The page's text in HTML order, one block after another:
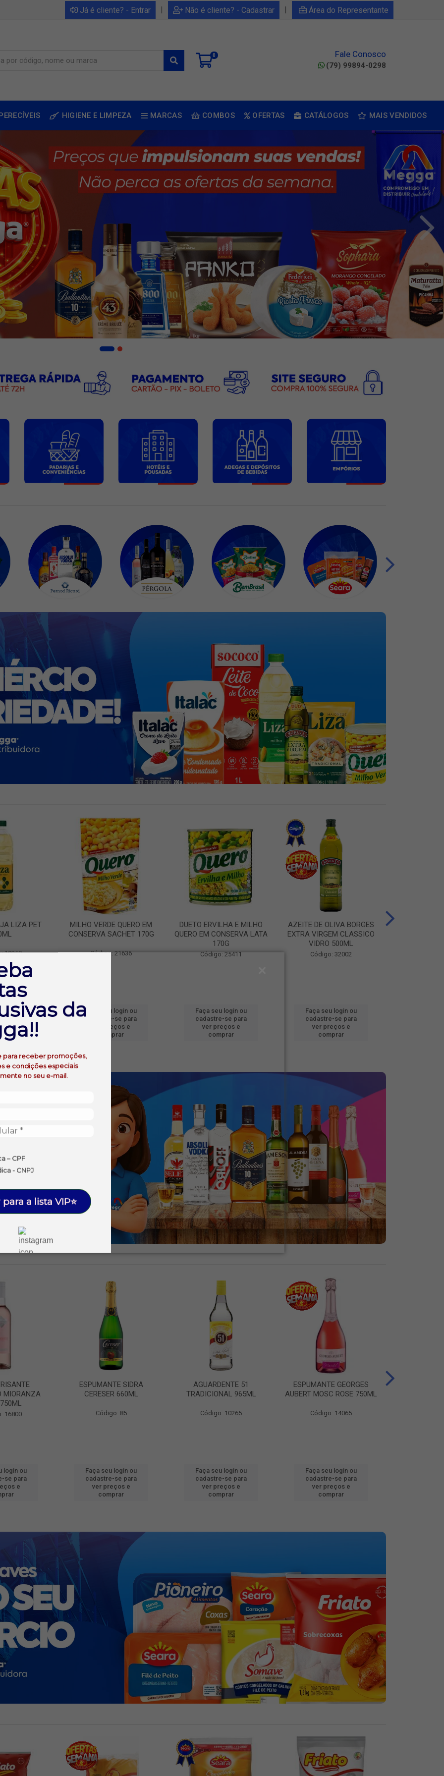
da
para receber promoções,
e condições especiais
no seu e-mail.
– CPF
- CNPJ
a lista VIP⭐
Já é cliente? - Entrar | Não é cliente? - Cadastrar | Área do Representante
0 Fale Conosco
(79) 99894-0298
HIGIENE E LIMPEZA MARCAS COMBOS OFERTAS CATÁLOGOS MAIS VENDIDOS
LIZA PET
19250
login ou
se para
e
MILHO VERDE QUERO EM
CONSERVA SACHET 170G
Código: 21636
Faça seu login ou
cadastre-se para
ver preços e
comprar
DUETO ERVILHA E MILHO
QUERO EM CONSERVA LATA
170G
Código: 25411
Faça seu login ou
cadastre-se para
ver preços e
comprar
AZEITE DE OLIVA BORGES
EXTRA VIRGEM CLASSICO
VIDRO 500ML
Código: 32002
Faça seu login ou
cadastre-se para
ver preços e
comprar
MIORANZA
16800
login ou
se para
e
ESPUMANTE SIDRA
CERESER 660ML
Código: 85
Faça seu login ou
cadastre-se para
ver preços e
comprar
AGUARDENTE 51
TRADICIONAL 965ML
Código: 10265
Faça seu login ou
cadastre-se para
ver preços e
comprar
ESPUMANTE GEORGES
AUBERT MOSC ROSE 750ML
Código: 14065
Faça seu login ou
cadastre-se para
ver preços e
comprar